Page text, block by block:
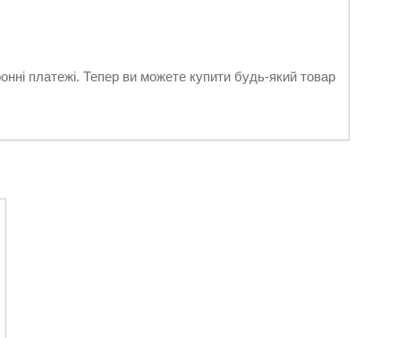
платежі. Тепер ви можете купити будь-який товар